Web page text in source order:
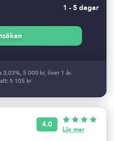
1 - 5 dagar
5 000 kr, över 1 år.
5 105 kr
4.0
Läs mer